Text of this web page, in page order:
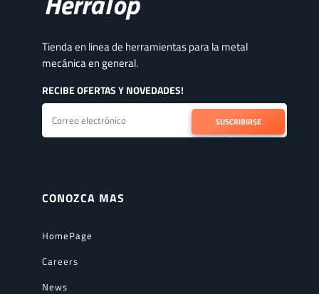
Tienda en linea de herramientas para la metal
mecánica en general.
RECIBE OFERTAS Y NOVEDADES!
SUSCRIBIRSE
CONOZCA MAS
HomePage
Careers
News